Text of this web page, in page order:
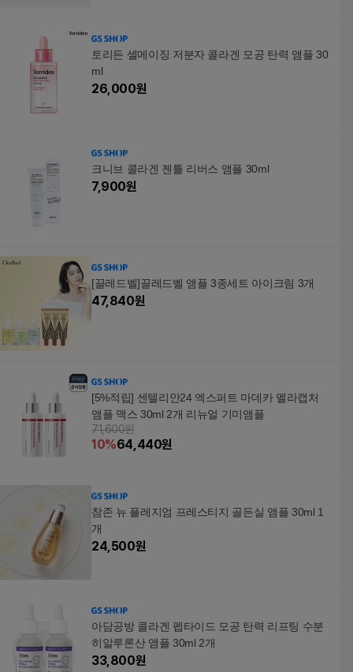
토리든 셀메이징 저분자 콜라겐 모공 탄력 앰플 30
ml
26,000원
크니브 콜라겐 젠틀 리버스 앰플 30ml
7,900원
[끌레드벨]끌레드벨 앰플 3종세트 아이크림 3개
47,840원
[5%적립] 센텔리안24 엑스퍼트 마데카 멜라캡처
앰플 맥스 30ml 2개 리뉴얼 기미앰플
71,600원
10%64,440원
참존 뉴 플레지엄 프레스티지 골든실 앰플 30ml 1
개
24,500원
아담공방 콜라겐 펩타이드 모공 탄력 리프팅 수분
히알루론산 앰플 30ml 2개
33,800원